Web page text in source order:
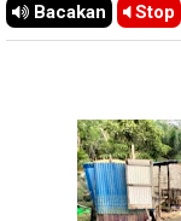
Bacakan Stop